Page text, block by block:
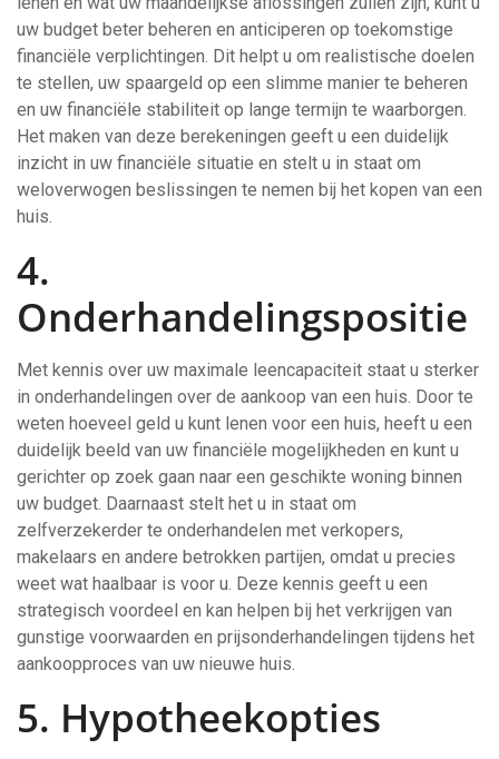
uw budget beter beheren en anticiperen op toekomstige
financiële verplichtingen. Dit helpt u om realistische doelen
te stellen, uw spaargeld op een slimme manier te beheren
en uw financiële stabiliteit op lange termijn te waarborgen.
Het maken van deze berekeningen geeft u een duidelijk
inzicht in uw financiële situatie en stelt u in staat om
weloverwogen beslissingen te nemen bij het kopen van een
huis.
4.
Onderhandelingspositie
Met kennis over uw maximale leencapaciteit staat u sterker
in onderhandelingen over de aankoop van een huis. Door te
weten hoeveel geld u kunt lenen voor een huis, heeft u een
duidelijk beeld van uw financiële mogelijkheden en kunt u
gerichter op zoek gaan naar een geschikte woning binnen
uw budget. Daarnaast stelt het u in staat om
zelfverzekerder te onderhandelen met verkopers,
makelaars en andere betrokken partijen, omdat u precies
weet wat haalbaar is voor u. Deze kennis geeft u een
strategisch voordeel en kan helpen bij het verkrijgen van
gunstige voorwaarden en prijsonderhandelingen tijdens het
aankoopproces van uw nieuwe huis.
5. Hypotheekopties